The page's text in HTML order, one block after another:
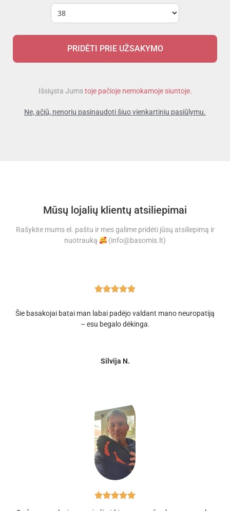
PRIDĖTI PRIE UŽSAKYMO
Išsiųsta Jumstoje pačioje nemokamoje siuntoje.
Ne, ačiū, nenoriu pasinaudoti šiuo vienkartiniu pasiūlymu.
Mūsų lojalių klientų atsiliepimai
Rašykite mums el. paštu ir mes galime pridėti jūsų atsiliepimą ir
nuotrauką
(info@basomis.lt)
Šie basakojai batai man labai padėjo valdant mano neuropatiją
– esu begalo dėkinga.
Silvija N.​